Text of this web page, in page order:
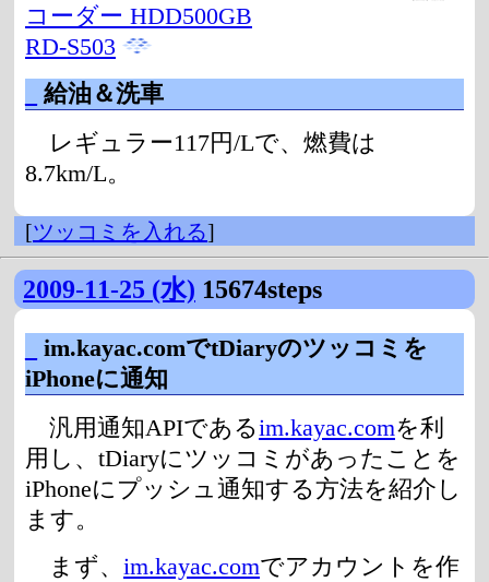
コーダー HDD500GB
RD-S503
給油＆洗車
レギュラー117円/Lで、燃費は
8.7km/L。
[ツッコミを入れる]
2009-11-25 (水) 15674steps
im.kayac.comでtDiaryのツッコミを
iPhoneに通知
汎用通知APIであるim.kayac.comを利
用し、tDiaryにツッコミがあったことを
iPhoneにプッシュ通知する方法を紹介し
ます。
まず、 im.kayac.comでアカウントを作